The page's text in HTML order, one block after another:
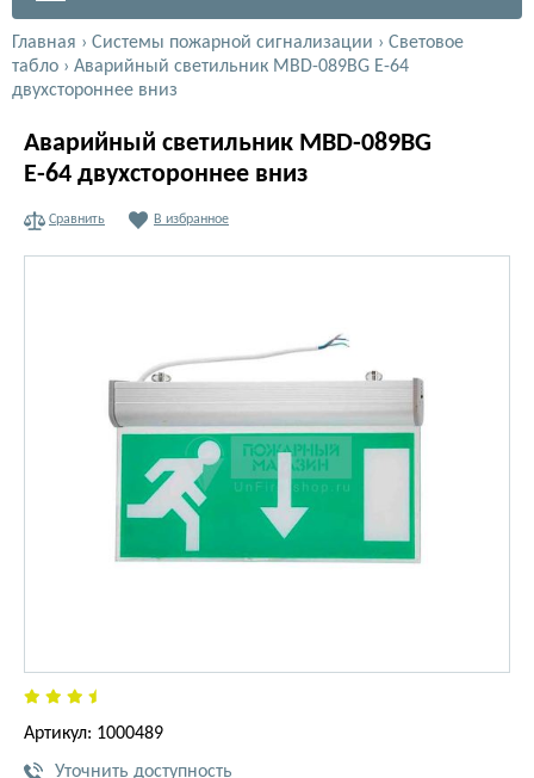
Главная › Системы пожарной сигнализации › Световое
табло › Аварийный светильник MBD-089BG Е-64
двухстороннее вниз
Аварийный светильник MBD-089BG
Е-64 двухстороннее вниз
Сравнить В избранное
Артикул: 1000489
Уточнить доступность